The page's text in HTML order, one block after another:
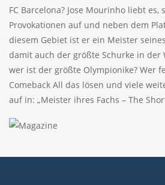
FC Barcelona? Jose Mourinho liebt es,
Provokationen auf und neben dem
diesem Gebiet ist er ein Meister
damit auch der größte Schurke in der
wer ist der größte Olympionike? Wer
Comeback All das lösen und viele
auf in: „Meister ihres Fachs – The